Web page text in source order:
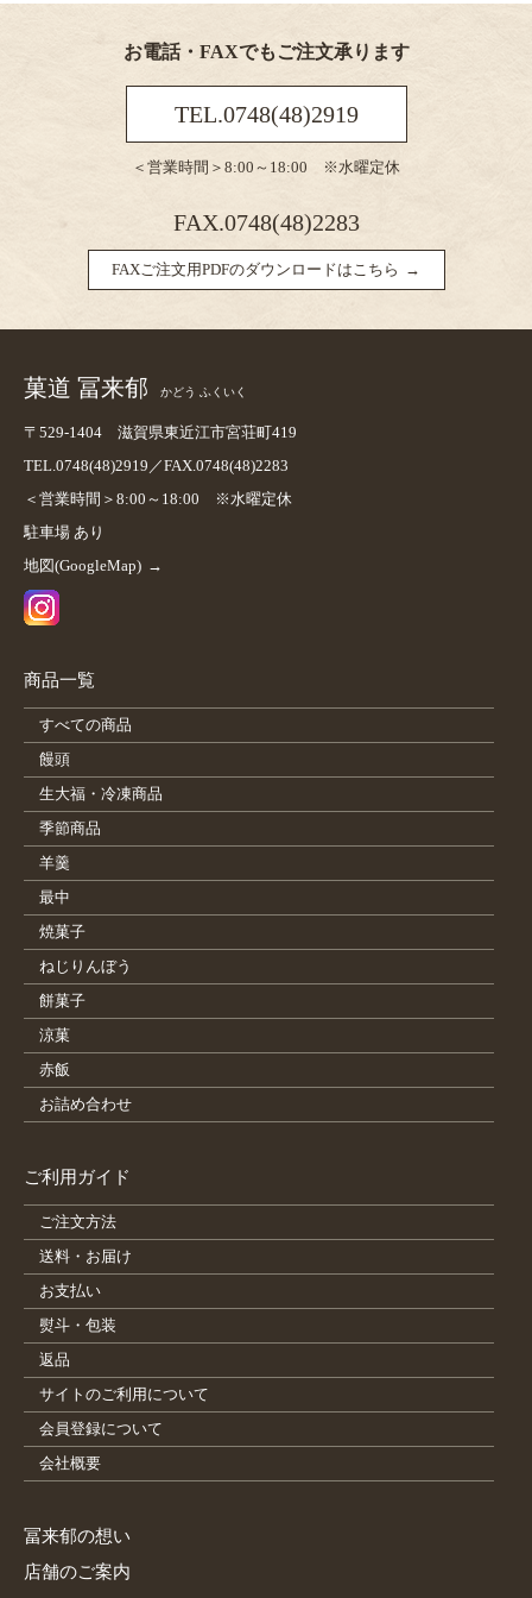
お電話・FAXでもご注文承ります
TEL.0748(48)2919
＜営業時間＞8:00～18:00 ※水曜定休
FAX.0748(48)2283
FAXご注文用PDFのダウンロードはこちら
菓道 冨来郁 かどう ふくいく
〒529-1404 滋賀県東近江市宮荘町419
TEL.0748(48)2919／FAX.0748(48)2283
＜営業時間＞8:00～18:00 ※水曜定休
駐車場 あり
地図(GoogleMap)
商品一覧
すべての商品
饅頭
生大福・冷凍商品
季節商品
羊羹
最中
焼菓子
ねじりんぼう
餅菓子
涼菓
赤飯
お詰め合わせ
ご利用ガイド
ご注文方法
送料・お届け
お支払い
熨斗・包装
返品
サイトのご利用について
会員登録について
会社概要
冨来郁の想い
店舗のご案内